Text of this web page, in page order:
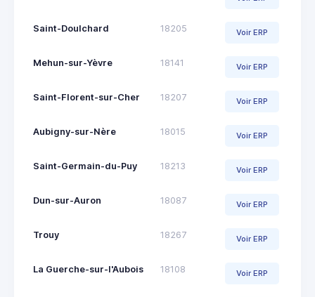
Saint-Doulchard 18205 Voir ERP
Mehun-sur-Yèvre 18141 Voir ERP
Saint-Florent-sur-Cher 18207 Voir ERP
Aubigny-sur-Nère 18015 Voir ERP
Saint-Germain-du-Puy 18213 Voir ERP
Dun-sur-Auron 18087 Voir ERP
Trouy 18267 Voir ERP
La Guerche-sur-l'Aubois 18108 Voir ERP